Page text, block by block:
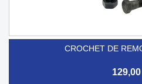
CROCHET DE